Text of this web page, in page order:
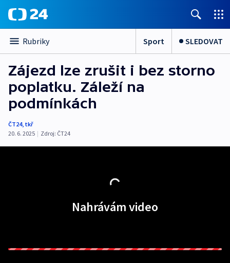
Rubriky Sport SLEDOVAT
Zájezd lze zrušit i bez storno
poplatku. Záleží na
podmínkách
ČT24, tkř
20. 6. 2025 | Zdroj: ČT24
Nahrávám video